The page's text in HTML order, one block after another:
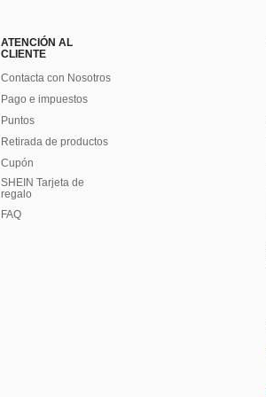
ATENCIÓN AL
CLIENTE
Contacta con Nosotros
Pago e impuestos
Puntos
Retirada de productos
Cupón
SHEIN Tarjeta de
regalo
FAQ